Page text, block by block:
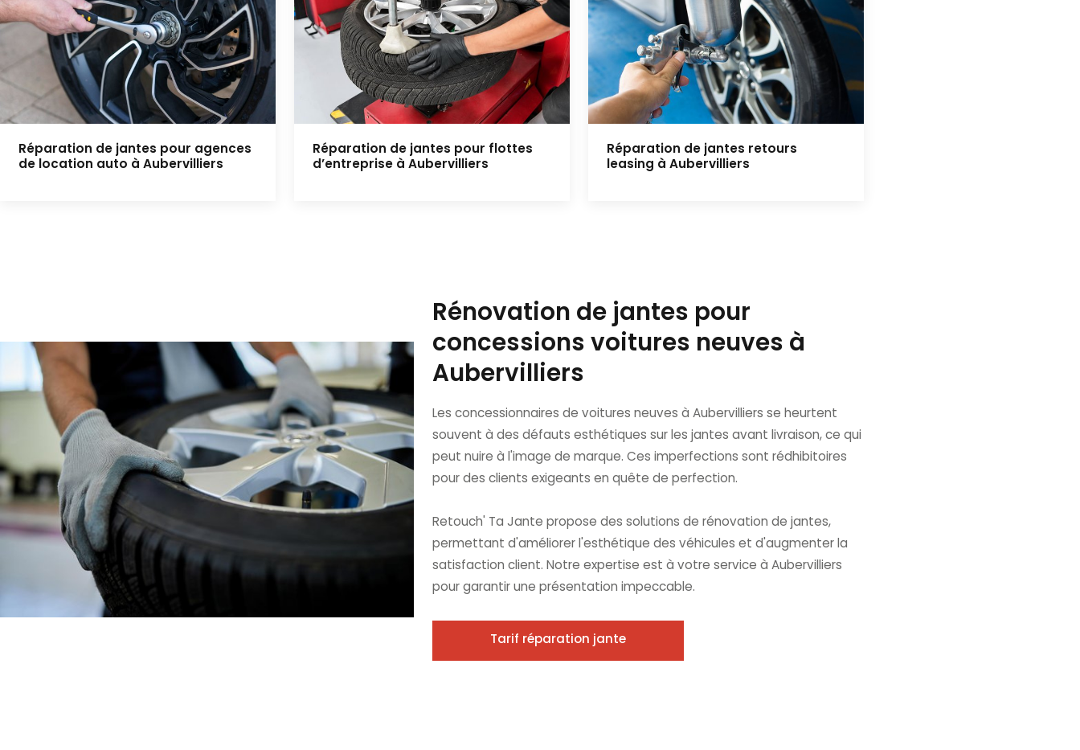
Réparation de jantes pour agences
de location auto à Aubervilliers
Réparation de jantes pour flottes
d’entreprise à Aubervilliers
Réparation de jantes retours
leasing à Aubervilliers
Rénovation de jantes pour
concessions voitures neuves à
Aubervilliers
Les concessionnaires de voitures neuves à Aubervilliers se heurtent
souvent à des défauts esthétiques sur les jantes avant livraison, ce qui
peut nuire à l'image de marque. Ces imperfections sont rédhibitoires
pour des clients exigeants en quête de perfection.
Retouch' Ta Jante propose des solutions de rénovation de jantes,
permettant d'améliorer l'esthétique des véhicules et d'augmenter la
satisfaction client. Notre expertise est à votre service à Aubervilliers
pour garantir une présentation impeccable.
Tarif réparation jante